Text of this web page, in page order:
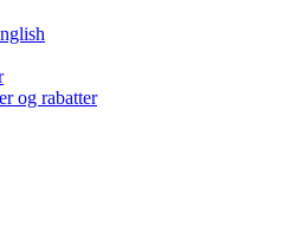
og rabatter